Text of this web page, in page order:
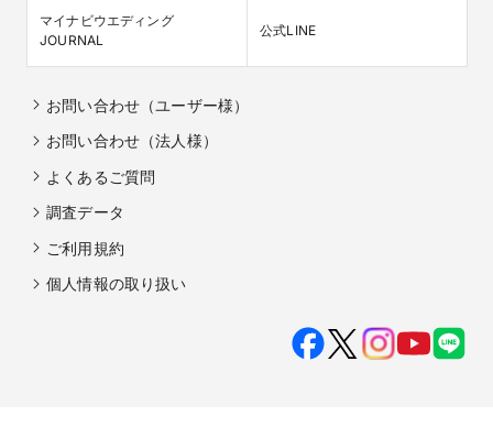
マイナビウエディング
JOURNAL
公式LINE
お問い合わせ（ユーザー様）
お問い合わせ（法人様）
よくあるご質問
調査データ
ご利用規約
個人情報の取り扱い